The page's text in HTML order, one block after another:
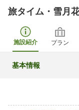
旅タイム・雪月
施設紹介 プラン
基本情報